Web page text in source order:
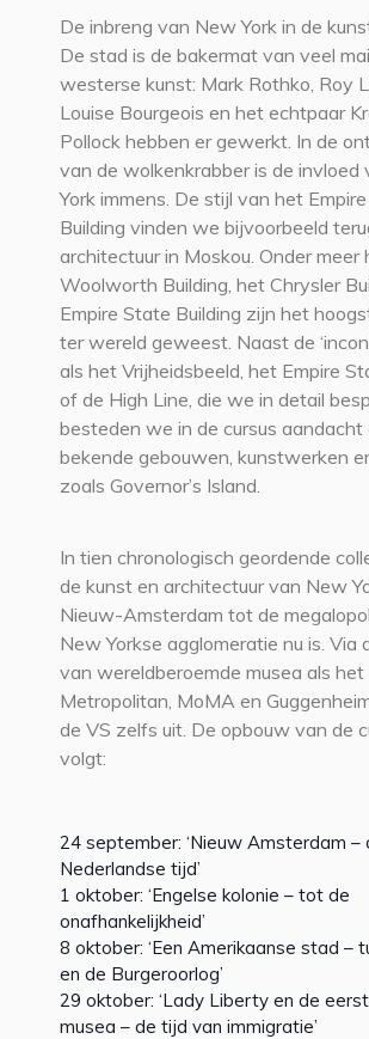
De inbreng van New York in de
De stad is de bakermat van veel
westerse kunst: Mark Rothko, Roy
Louise Bourgeois en het echtpaar
Pollock hebben er gewerkt. In de
van de wolkenkrabber is de invloed
York immens. De stijl van het
Building vinden we bijvoorbeeld
architectuur in Moskou. Onder meer
Woolworth Building, het Chrysler
Empire State Building zijn het
ter wereld geweest. Naast de
als het Vrijheidsbeeld, het Empire
of de High Line, die we in detail
besteden we in de cursus aandacht
bekende gebouwen, kunstwerken
zoals Governor’s Island.
In tien chronologisch geordende
de kunst en architectuur van New
Nieuw-Amsterdam tot de
New Yorkse agglomeratie nu is. Via
van wereldberoemde musea als het
Metropolitan, MoMA en
de VS zelfs uit. De opbouw van de
volgt:
24 september: ‘Nieuw Amsterdam –
Nederlandse tijd’
1 oktober: ‘Engelse kolonie – tot de
onafhankelijkheid’
8 oktober: ‘Een Amerikaanse stad –
en de Burgeroorlog’
29 oktober: ‘Lady Liberty en de
musea – de tijd van immigratie’